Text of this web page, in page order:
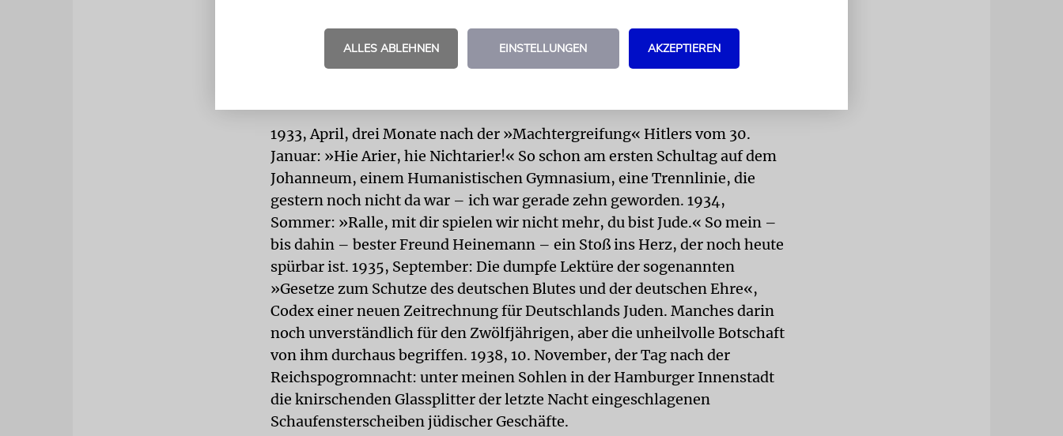
eingesponnen in den Kokon der Familie, vertrauter Nachbarschaft und
heißgeliebter Spielgefährten. Aber das dauerte nicht. Hier in gebotener
Kürze, aber vom Grund meiner Biographie her, der Kalender eines
1933, April, drei Monate nach der »Machtergreifung« Hitlers vom 30.
Januar: »Hie Arier, hie Nichtarier!« So schon am ersten Schultag auf dem
Johanneum, einem Humanistischen Gymnasium, eine Trennlinie, die
gestern noch nicht da war – ich war gerade zehn geworden. 1934,
Sommer: »Ralle, mit dir spielen wir nicht mehr, du bist Jude.« So mein –
bis dahin – bester Freund Heinemann – ein Stoß ins Herz, der noch heute
spürbar ist. 1935, September: Die dumpfe Lektüre der sogenannten
»Gesetze zum Schutze des deutschen Blutes und der deutschen Ehre«,
Codex einer neuen Zeitrechnung für Deutschlands Juden. Manches darin
noch unverständlich für den Zwölfjährigen, aber die unheilvolle Botschaft
von ihm durchaus begriffen. 1938, 10. November, der Tag nach der
Reichspogromnacht: unter meinen Sohlen in der Hamburger Innenstadt
die knirschenden Glassplitter der letzte Nacht eingeschlagenen
Schaufensterscheiben jüdischer Geschäfte.
ALLES ABLEHNEN EINSTELLUNGEN AKZEPTIEREN